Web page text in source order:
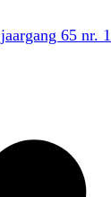
jaargang 65 nr. 1